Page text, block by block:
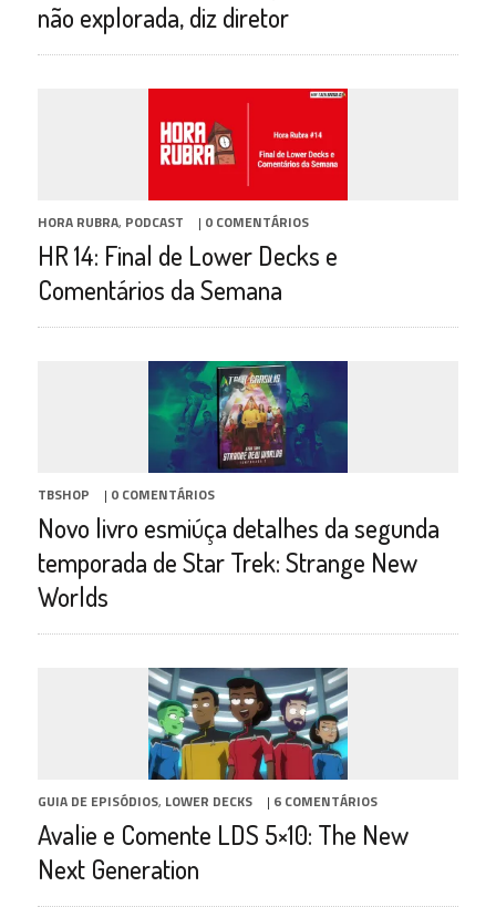
não explorada, diz diretor
HORA RUBRA, PODCAST | 0 COMENTÁRIOS
HR 14: Final de Lower Decks e
Comentários da Semana
TBSHOP | 0 COMENTÁRIOS
Novo livro esmiúça detalhes da segunda
temporada de Star Trek: Strange New
Worlds
GUIA DE EPISÓDIOS, LOWER DECKS | 6 COMENTÁRIOS
Avalie e Comente LDS 5×10: The New
Next Generation